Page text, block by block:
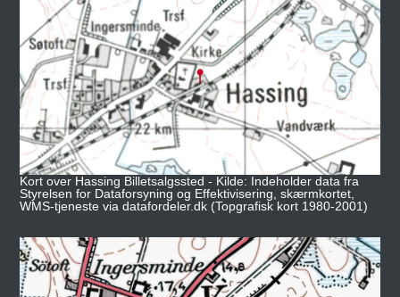
Kort over Hassing Billetsalgssted - Kilde: Indeholder data fra
Styrelsen for Dataforsyning og Effektivisering, skærmkortet,
WMS-tjeneste via datafordeler.dk (Topgrafisk kort 1980-2001)